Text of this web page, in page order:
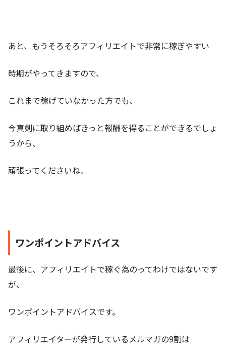
あと、もうそろそろアフィリエイトで非常に稼ぎやすい
時期がやってきますので、
これまで稼げていなかった方でも、
今真剣に取り組めばきっと報酬を得ることができるでしょ
うから、
頑張ってくださいね。
ワンポイントアドバイス
最後に、アフィリエイトで稼ぐ為のってわけではないです
が、
ワンポイントアドバイスです。
アフィリエイターが発行しているメルマガの9割は